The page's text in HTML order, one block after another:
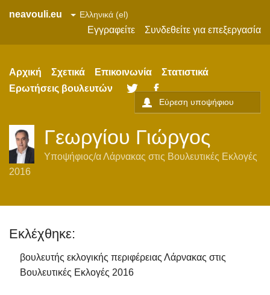
neavouli.eu
Εγγραφείτε
Συνδεθείτε για επεξεργασία
Αρχική Σχετικά Επικοινωνία
Στατιστικά
Ερωτήσεις βουλευτών
Twitter
Γεωργίου Γιώργος
Υποψήφιος/αΛάρνακας στις Βουλευτικές Εκλογές
2016
Εκλέχθηκε:
βουλευτής εκλογικής περιφέρειας Λάρνακας στις
Βουλευτικές Εκλογές 2016